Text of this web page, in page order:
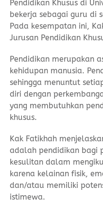
Pendidikan Khusus di
bekerja sebagai guru di
Pada kesempatan ini,
Jurusan Pendidikan
Pendidikan merupakan
kehidupan manusia.
sehingga menuntut
diri dengan
yang membutuhkan
khusus.
Kak Fatikhah
adalah pendidikan bagi
kesulitan dalam
karena kelainan fisik,
dan/atau memiliki
istimewa.